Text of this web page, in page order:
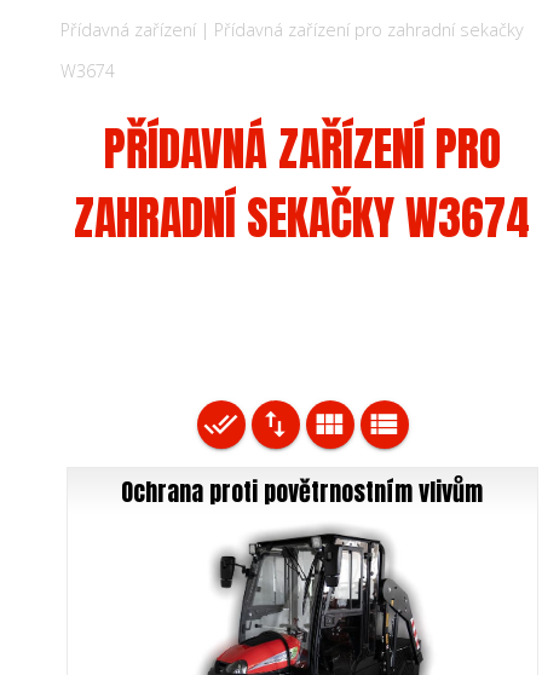
Přídavná zařízení | Přídavná zařízení pro zahradní sekačky
W3674
PŘÍDAVNÁ ZAŘÍZENÍ PRO
ZAHRADNÍ SEKAČKY W3674
done_all import_export view_module view_list
Ochrana proti povětrnostním vlivům